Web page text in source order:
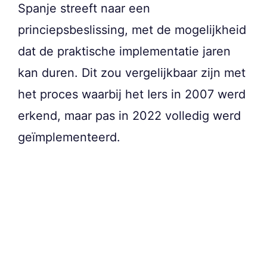
Spanje streeft naar een
princiepsbeslissing, met de mogelijkheid
dat de praktische implementatie jaren
kan duren. Dit zou vergelijkbaar zijn met
het proces waarbij het Iers in 2007 werd
erkend, maar pas in 2022 volledig werd
geïmplementeerd.